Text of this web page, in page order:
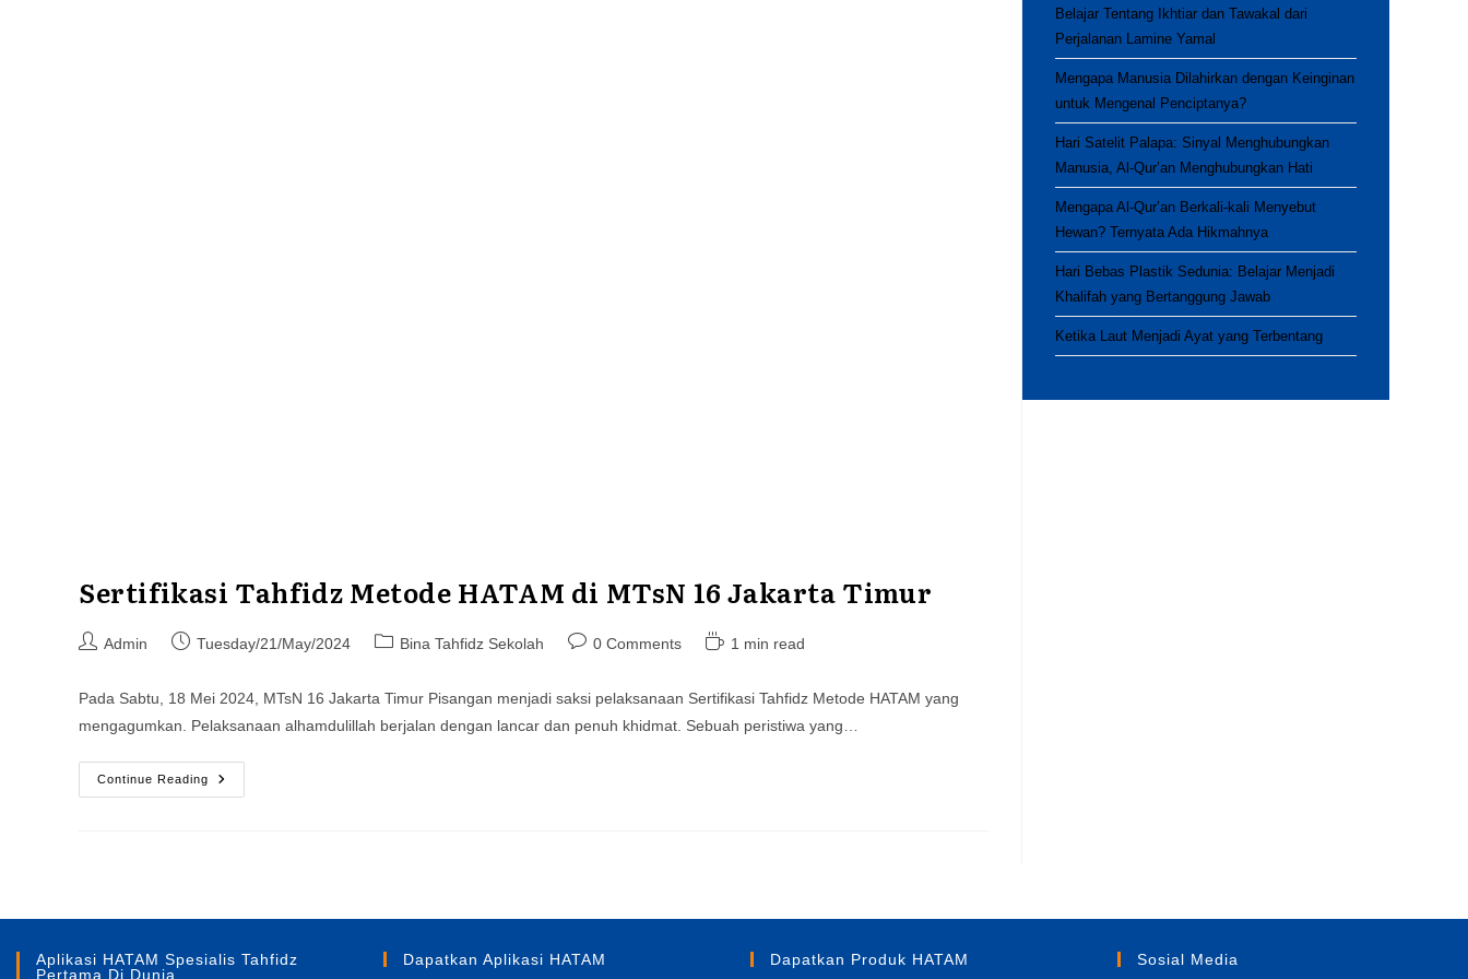
Sertifikasi Tahfidz Metode HATAM di MTsN 16 Jakarta Timur
PostAdmin
PostTuesday/21/May/2024
PostBina Tahfidz Sekolah
Post0 Comments
Reading1 min read
Pada Sabtu, 18 Mei 2024, MTsN 16 Jakarta Timur Pisangan menjadi saksi pelaksanaan Sertifikasi Tahfidz Metode HATAM yang
mengagumkan. Pelaksanaan alhamdulillah berjalan dengan lancar dan penuh khidmat. Sebuah peristiwa yang…
Continue Reading
Sertifikasi
Tahfidz
Belajar Tentang Ikhtiar dan Tawakal dari
Perjalanan Lamine Yamal
Mengapa Manusia Dilahirkan dengan Keinginan
untuk Mengenal Penciptanya?
Hari Satelit Palapa: Sinyal Menghubungkan
Manusia, Al-Qur’an Menghubungkan Hati
Mengapa Al-Qur’an Berkali-kali Menyebut
Hewan? Ternyata Ada Hikmahnya
Hari Bebas Plastik Sedunia: Belajar Menjadi
Khalifah yang Bertanggung Jawab
Ketika Laut Menjadi Ayat yang Terbentang
Aplikasi HATAM Spesialis Tahfidz
Pertama Di Dunia
Dapatkan Aplikasi HATAM Dapatkan Produk HATAM Sosial Media